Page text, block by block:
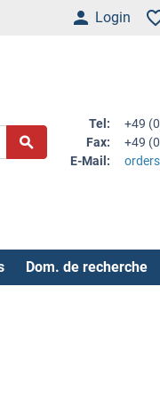
Login
Tel:
+49
Fax:
+49
E-Mail:
Dom. de recherche